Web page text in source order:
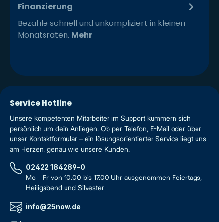
Finanzierung
Bezahle schnell und unkompliziert in kleinen
Monatsraten. Mehr
Service Hotline
Unsere kompetenten Mitarbeiter im Support kümmern sich
persönlich um dein Anliegen. Ob per Telefon, E-Mail oder über
unser Kontaktformular – ein lösungsorientierter Service liegt uns
am Herzen, genau wie unsere Kunden.
02422 184289-0
Mo - Fr von 10.00 bis 17.00 Uhr ausgenommen Feiertags,
Heiligabend und Silvester
info@25now.de